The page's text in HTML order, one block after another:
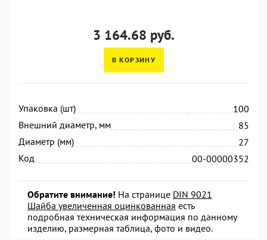
3 164.68 руб.
В КОРЗИНУ
Упаковка (шт)
100
Внешний диаметр, мм
85
Диаметр (мм)
27
Код
00-00000352
Обратите внимание! На странице DIN 9021
Шайба увеличенная оцинкованная есть
подробная техническая информация по данному
изделию, размерная таблица, фото и видео.